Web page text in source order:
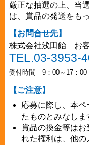
厳正な抽選の上、当
は、賞品の発送をも
【お問合せ先】
株式会社浅田飴 お
TEL.03-3953-
受付時間 9：00～17：00
【ご注意】
応募に際し、本
たものとみなしま
賞品の換金等は
れた権利は、他の